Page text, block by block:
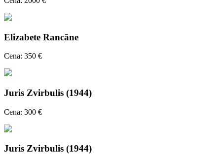
Elizabete Rancāne
Cena: 350 €
Juris Zvirbulis (1944)
Cena: 300 €
Juris Zvirbulis (1944)